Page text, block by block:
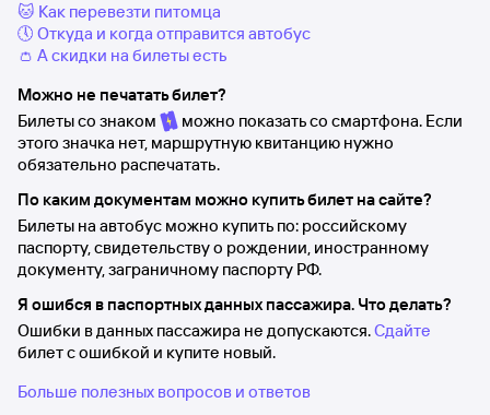
🐱 Как перевезти питомца
🕔 Откуда и когда отправится автобус
👛 А скидки на билеты есть
Можно не печатать билет?
Билеты со знаком
можно показать со смартфона. Если
этого значка нет, маршрутную квитанцию нужно
обязательно распечатать.
По каким документам можно купить билет на сайте?
Билеты на автобус можно купить по: российскому
паспорту, свидетельству о рождении, иностранному
документу, заграничному паспорту РФ.
Я ошибся в паспортных данных пассажира. Что делать?
Ошибки в данных пассажира не допускаются.Сдайте
билет с ошибкой и купите новый.
Больше полезных вопросов и ответов